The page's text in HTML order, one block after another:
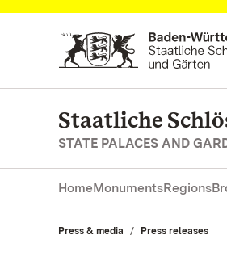
Navigate to main page
Staatliche
STATE PALACES AND
HomeMonumentsRegions
Press & media Press releases